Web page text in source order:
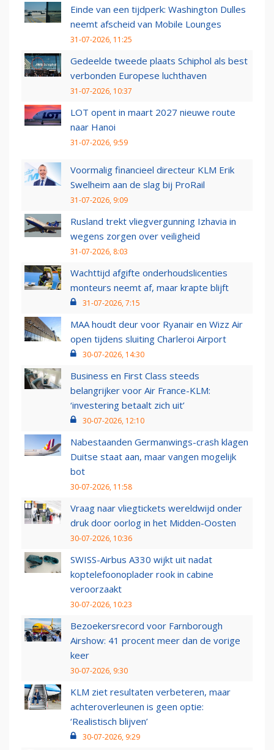
Einde van een tijdperk: Washington Dulles
neemt afscheid van Mobile Lounges
31-07-2026, 11:25
Gedeelde tweede plaats Schiphol als best
verbonden Europese luchthaven
31-07-2026, 10:37
LOT opent in maart 2027 nieuwe route
naar Hanoi
31-07-2026, 9:59
Voormalig financieel directeur KLM Erik
Swelheim aan de slag bij ProRail
31-07-2026, 9:09
Rusland trekt vliegvergunning Izhavia in
wegens zorgen over veiligheid
31-07-2026, 8:03
Wachttijd afgifte onderhoudslicenties
monteurs neemt af, maar krapte blijft
31-07-2026, 7:15
MAA houdt deur voor Ryanair en Wizz Air
open tijdens sluiting Charleroi Airport
30-07-2026, 14:30
Business en First Class steeds
belangrijker voor Air France-KLM:
‘investering betaalt zich uit’
30-07-2026, 12:10
Nabestaanden Germanwings-crash klagen
Duitse staat aan, maar vangen mogelijk
bot
30-07-2026, 11:58
Vraag naar vliegtickets wereldwijd onder
druk door oorlog in het Midden-Oosten
30-07-2026, 10:36
SWISS-Airbus A330 wijkt uit nadat
koptelefoonoplader rook in cabine
veroorzaakt
30-07-2026, 10:23
Bezoekersrecord voor Farnborough
Airshow: 41 procent meer dan de vorige
keer
30-07-2026, 9:30
KLM ziet resultaten verbeteren, maar
achteroverleunen is geen optie:
‘Realistisch blijven’
30-07-2026, 9:29